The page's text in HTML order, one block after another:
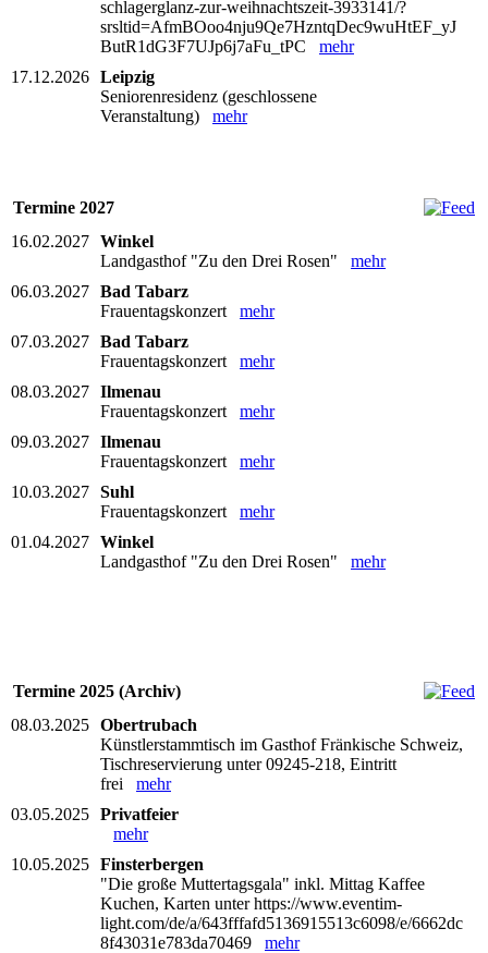
schlagerglanz-zur-weihnachtszeit-3933141/?
srsltid=AfmBOoo4nju9Qe7HzntqDec9wuHtEF_yJ
ButR1dG3F7UJp6j7aFu_tPC mehr
17.12.2026 Leipzig
Seniorenresidenz (geschlossene
Veranstaltung) mehr
Termine 2027
16.02.2027 Winkel
Landgasthof "Zu den Drei Rosen" mehr
06.03.2027 Bad Tabarz
Frauentagskonzert mehr
07.03.2027 Bad Tabarz
Frauentagskonzert mehr
08.03.2027 Ilmenau
Frauentagskonzert mehr
09.03.2027 Ilmenau
Frauentagskonzert mehr
10.03.2027 Suhl
Frauentagskonzert mehr
01.04.2027 Winkel
Landgasthof "Zu den Drei Rosen" mehr
Termine 2025 (Archiv)
08.03.2025 Obertrubach
Künstlerstammtisch im Gasthof Fränkische Schweiz,
Tischreservierung unter 09245-218, Eintritt
frei mehr
03.05.2025 Privatfeier
mehr
10.05.2025 Finsterbergen
"Die große Muttertagsgala" inkl. Mittag Kaffee
Kuchen, Karten unter https://www.eventim-
light.com/de/a/643fffafd5136915513c6098/e/6662dc
8f43031e783da70469 mehr